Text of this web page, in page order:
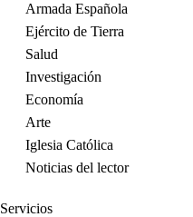
Armada Española
Ejército de Tierra
Salud
Investigación
Economía
Arte
Iglesia Católica
Noticias del lector
Servicios